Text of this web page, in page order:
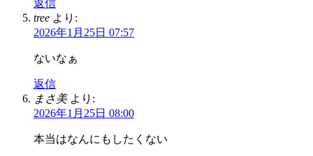
返信
tree より:
2026年1月25日 07:57
ないなぁ
返信
まさ美 より:
2026年1月25日 08:00
本当はなんにもしたくない